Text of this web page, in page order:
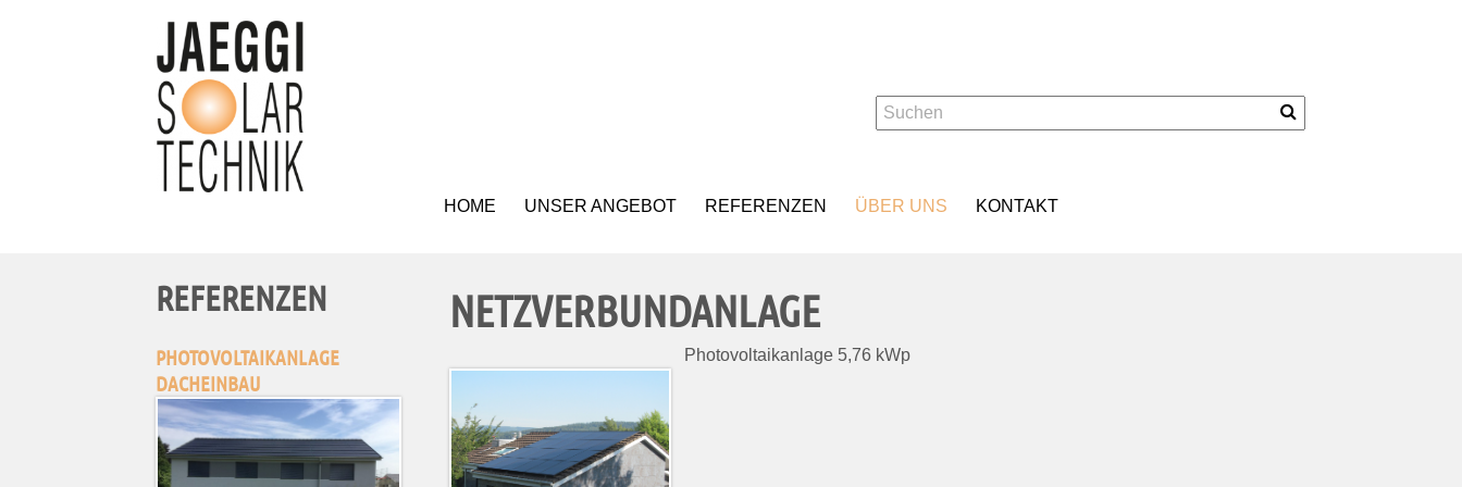
HOME UNSER ANGEBOT REFERENZEN ÜBER UNS KONTAKT
NETZVERBUNDANLAGE
Photovoltaikanlage 5,76 kWp
REFERENZEN
PHOTOVOLTAIKANLAGE
DACHEINBAU